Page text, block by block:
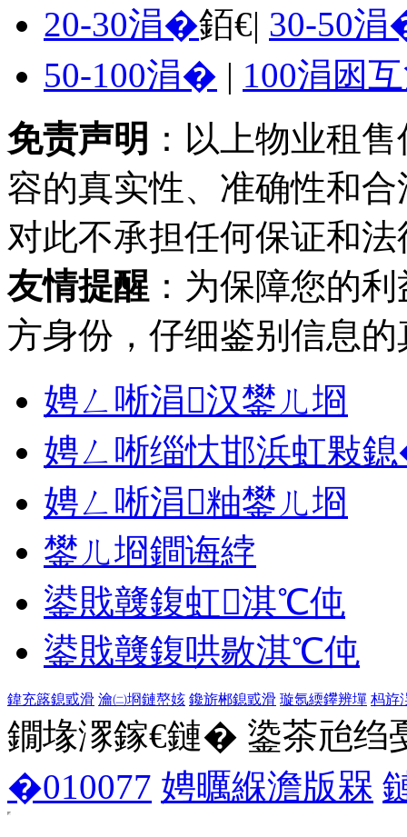
20-30涓�銆€| 30-50
50-100涓� | 100涓囦
免责声明 ：以上物业租
容的真实性、准确性和
对此不承担任何保证和
友情提醒 ：为保障您的
方身份，仔细鉴别信息
娉ㄥ唽涓汉鐢ㄦ埛
娉ㄥ唽缁忕邯浜虹敤
娉ㄥ唽涓粙鐢ㄦ埛
鐢ㄦ埛鐧诲綍
鍙戝竷鍑虹淇℃伅
鍙戝竷鍑哄敭淇℃伅
鍏充簬鎴戜滑 瀹㈡埛鏈嶅姟 鑱旂郴鎴戜滑 璇氬緛鑻辨墠 杩斿
鐗堟潈鎵€鏈� 鍌茶兘绉
�010077 娉曞緥澹版槑